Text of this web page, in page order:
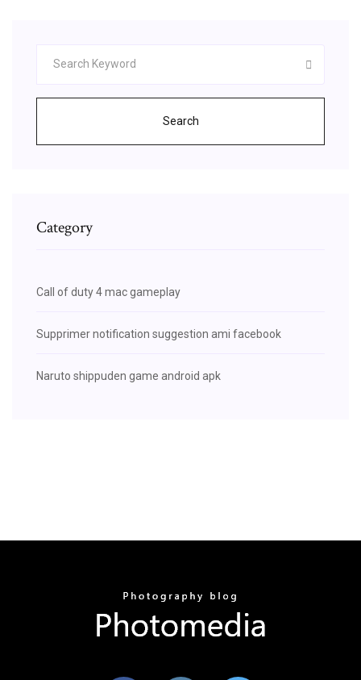
Search
Category
Call of duty 4 mac gameplay
Supprimer notification suggestion ami facebook
Naruto shippuden game android apk